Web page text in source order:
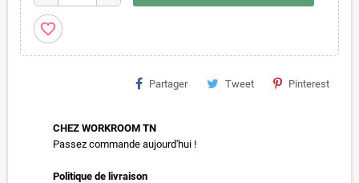
favorite_border
Partager Tweet Pinterest
CHEZ WORKROOM TN
Passez commande aujourd'hui !
Politique de livraison